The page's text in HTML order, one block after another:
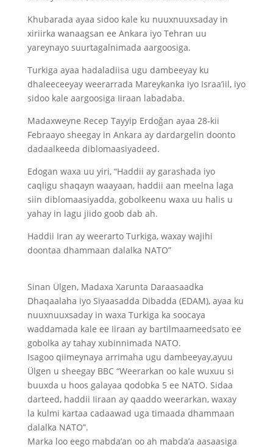
Khubarada ayaa sidoo kale ku nuuxnuuxsaday in
xiriirka wanaagsan ee Ankara iyo Tehran uu
yareynayo suurtagalnimada aargoosiga.
Turkiga ayaa hadaladiisa ugu dambeeyay ku
dhaleeceeyay weerarrada Mareykanka iyo Israa’iil, iyo
sidoo kale aargoosiga Iiraan labadaba.
Madaxweyne Recep Tayyip Erdoğan ayaa 28-kii
Febraayo sheegay in Ankara ay dardargelin doonto
dadaalkeeda diblomaasiyadeed.
Edogan waxa uu yiri, “Haddii ay garashada iyo
caqligu shaqayn waayaan, haddii aan meelna laga
siin diblomaasiyadda, gobolkeenu waxa uu halis u
yahay in lagu jiido goob dab ah.
Haddii Iran ay weerarto Turkiga, waxay wajihi
doontaa dhammaan dalalka NATO”
Sinan Ülgen, Madaxa Xarunta Daraasaadka
Dhaqaalaha iyo Siyaasadda Dibadda (EDAM), ayaa ku
nuuxnuuxsaday in waxa Turkiga ka soocaya
waddamada kale ee Iiraan ay bartilmaameedsato ee
gobolka ay tahay xubinnimada NATO.
Isagoo qiimeynaya arrimaha ugu dambeeyay,ayuu
Ülgen u sheegay BBC “Weerarkan oo kale wuxuu si
buuxda u hoos galayaa qodobka 5 ee NATO. Sidaa
darteed, haddii Iiraan ay qaaddo weerarkan, waxay
la kulmi kartaa cadaawad uga timaada dhammaan
dalalka NATO”.
Marka loo eego mabda’an oo ah mabda’a aasaasiga